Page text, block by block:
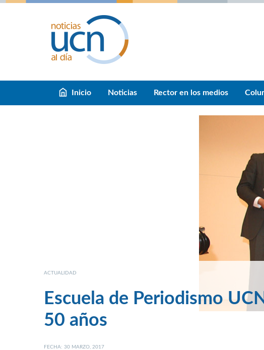
Inicio Noticias Rector en los medios
ACTUALIDAD
Escuela de Periodismo
50 años
FECHA: 30 MARZO, 2017